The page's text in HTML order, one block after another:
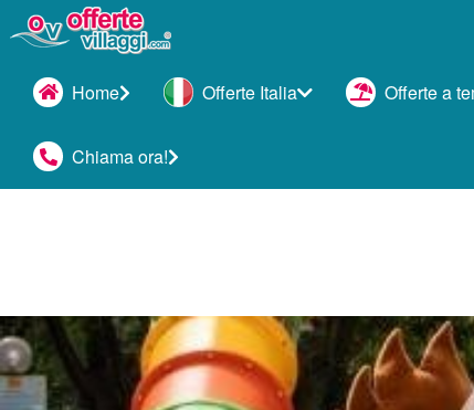
Home Offerte Italia Offerte a
Chiama ora!